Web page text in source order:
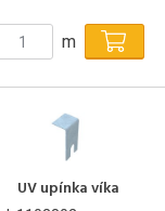
m
UV upínka víka